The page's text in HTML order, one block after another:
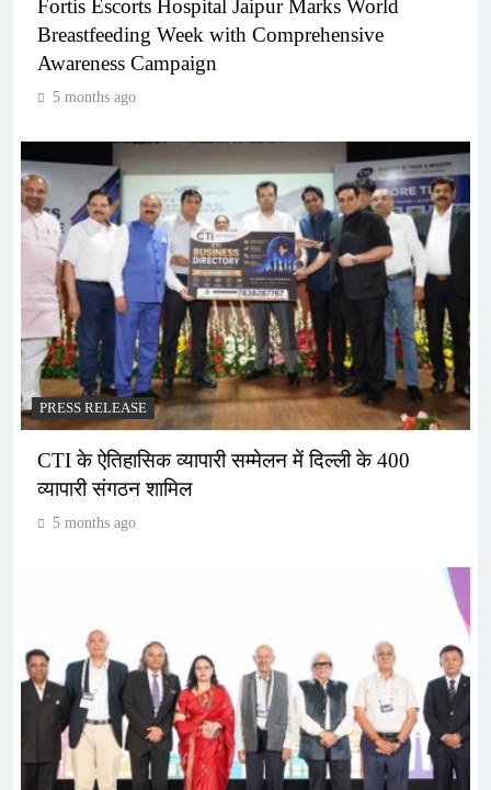
Fortis Escorts Hospital Jaipur Marks World
Breastfeeding Week with Comprehensive
Awareness Campaign
5 months ago
PRESS RELEASE
CTI के ऐतिहासिक व्यापारी सम्मेलन में दिल्ली के 400
व्यापारी संगठन शामिल
5 months ago